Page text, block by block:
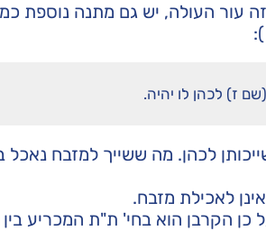
עור העולה, יש גם מתנה נוספת
ז) לכהן לו יהיה.
לכהן. מה ששייך למזבח נאכל
לאכילת מזבח.
הקרבן הוא בחי' ת"ת המכריע בין